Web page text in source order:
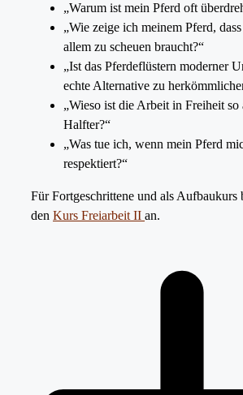
„Warum ist mein Pferd oft
„Wie zeige ich meinem Pferd,
allem zu scheuen braucht?“
„Ist das Pferdeflüstern moderner
echte Alternative zu
„Wieso ist die Arbeit in Freiheit so
Halfter?“
„Was tue ich, wenn mein Pferd
respektiert?“
Für Fortgeschrittene und als Aufbaukurs
den Kurs Freiarbeit II an.